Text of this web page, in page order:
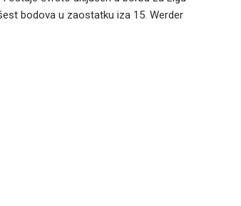
bodova u zaostatku iza 15. Werder